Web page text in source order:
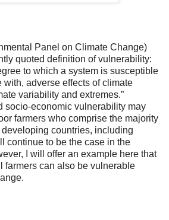
Panel on Climate Change)
quoted definition of vulnerability:
to which a system is susceptible
with, adverse effects of climate
variability and extremes.”
socio-economic vulnerability may
farmers who comprise the majority
countries, including
continue to be the case in the
I will offer an example here that
farmers can also be vulnerable